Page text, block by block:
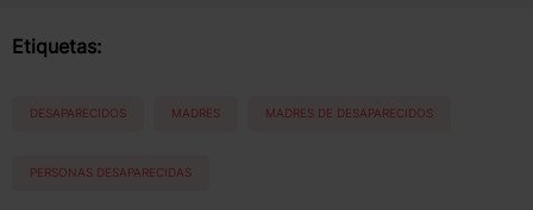
Etiquetas:
DESAPARECIDOS MADRES MADRES DE DESAPARECIDOS
PERSONAS DESAPARECIDAS